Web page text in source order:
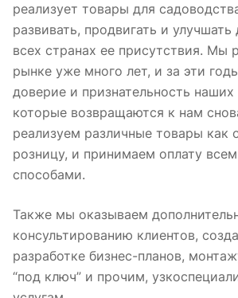
реализует товары для
развивать, продвигать и
всех странах ее присутствия. Мы
рынке уже много лет, и за эти
доверие и признательность наших
которые возвращаются к нам
реализуем различные товары как
розницу, и принимаем оплату
способами.
Также мы оказываем
консультированию клиентов,
разработке бизнес-планов,
“под ключ” и прочим,